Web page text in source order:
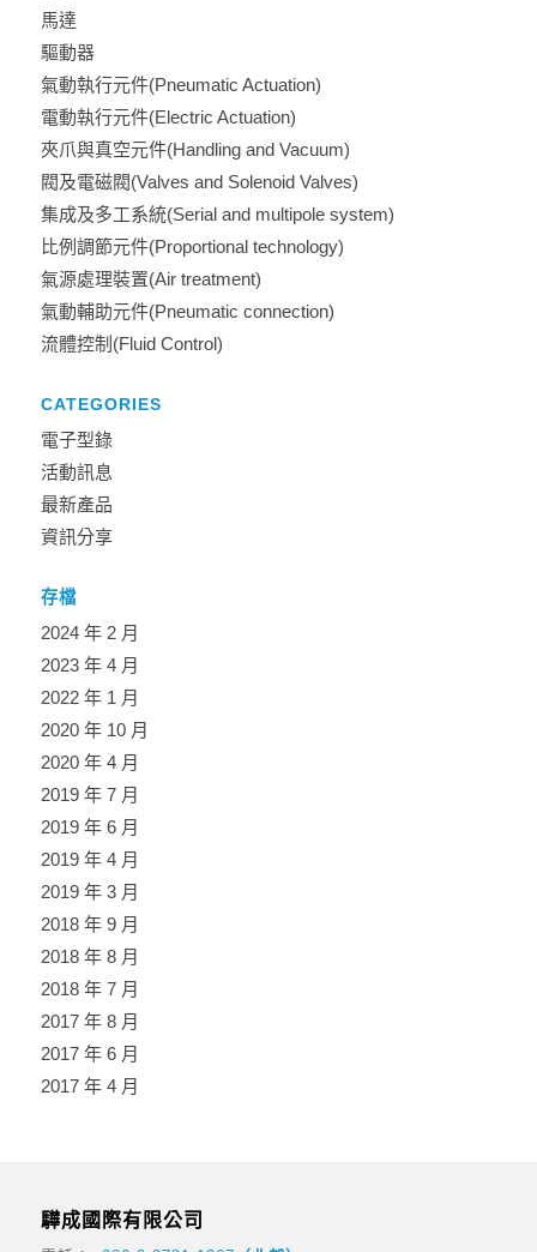
馬達
驅動器
氣動執行元件(Pneumatic Actuation)
電動執行元件(Electric Actuation)
夾爪與真空元件(Handling and Vacuum)
閥及電磁閥(Valves and Solenoid Valves)
集成及多工系統(Serial and multipole system)
比例調節元件(Proportional technology)
氣源處理裝置(Air treatment)
氣動輔助元件(Pneumatic connection)
流體控制(Fluid Control)
CATEGORIES
電子型錄
活動訊息
最新產品
資訊分享
存檔
2024 年 2 月
2023 年 4 月
2022 年 1 月
2020 年 10 月
2020 年 4 月
2019 年 7 月
2019 年 6 月
2019 年 4 月
2019 年 3 月
2018 年 9 月
2018 年 8 月
2018 年 7 月
2017 年 8 月
2017 年 6 月
2017 年 4 月
驊成國際有限公司